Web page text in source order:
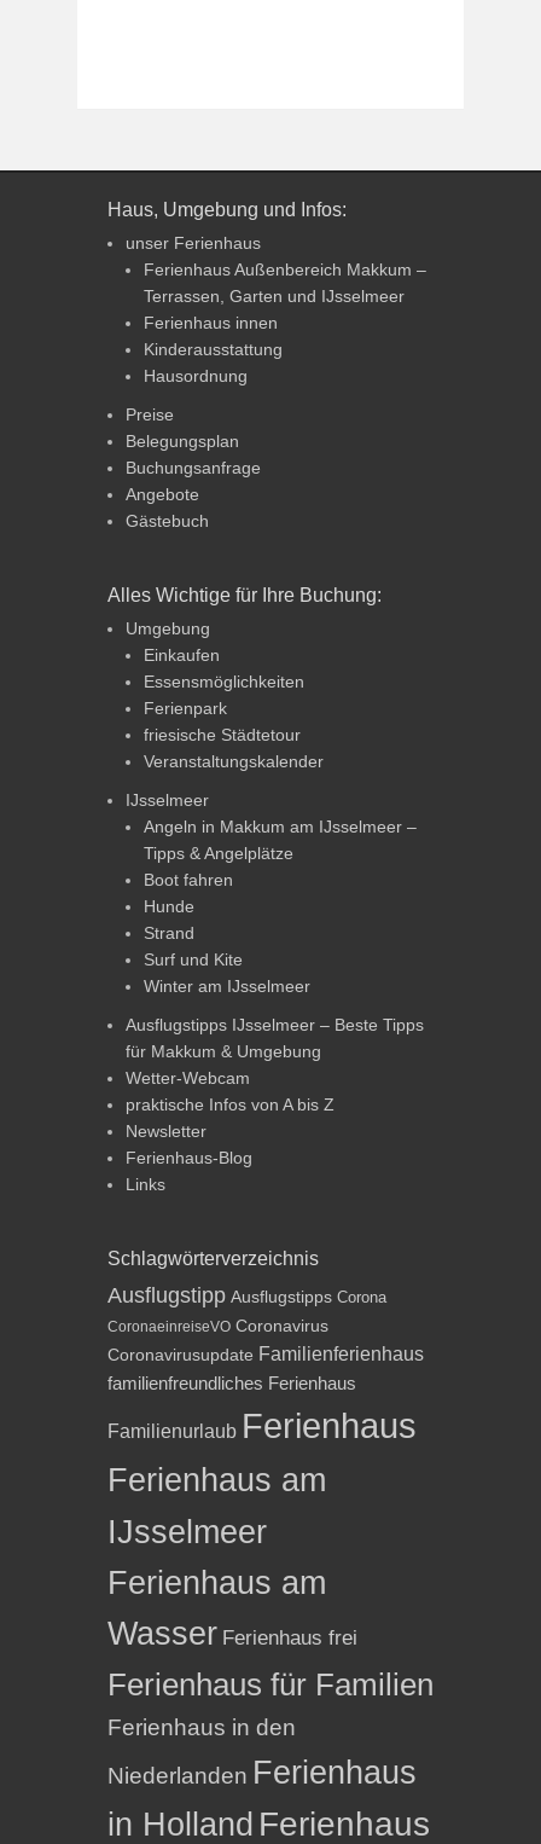
Haus, Umgebung und Infos:
unser Ferienhaus
Ferienhaus Außenbereich Makkum –
Terrassen, Garten und IJsselmeer
Ferienhaus innen
Kinderausstattung
Hausordnung
Preise
Belegungsplan
Buchungsanfrage
Angebote
Gästebuch
Alles Wichtige für Ihre Buchung:
Umgebung
Einkaufen
Essensmöglichkeiten
Ferienpark
friesische Städtetour
Veranstaltungskalender
IJsselmeer
Angeln in Makkum am IJsselmeer –
Tipps & Angelplätze
Boot fahren
Hunde
Strand
Surf und Kite
Winter am IJsselmeer
Ausflugstipps IJsselmeer – Beste Tipps
für Makkum & Umgebung
Wetter-Webcam
praktische Infos von A bis Z
Newsletter
Ferienhaus-Blog
Links
Schlagwörterverzeichnis
Ausflugstipp Ausflugstipps Corona
CoronaeinreiseVO Coronavirus
Coronavirusupdate Familienferienhaus
familienfreundliches Ferienhaus
Familienurlaub Ferienhaus
Ferienhaus am
IJsselmeer
Ferienhaus am
Wasser Ferienhaus frei
Ferienhaus für Familien
Ferienhaus in den
Niederlanden Ferienhaus
in Holland Ferienhaus